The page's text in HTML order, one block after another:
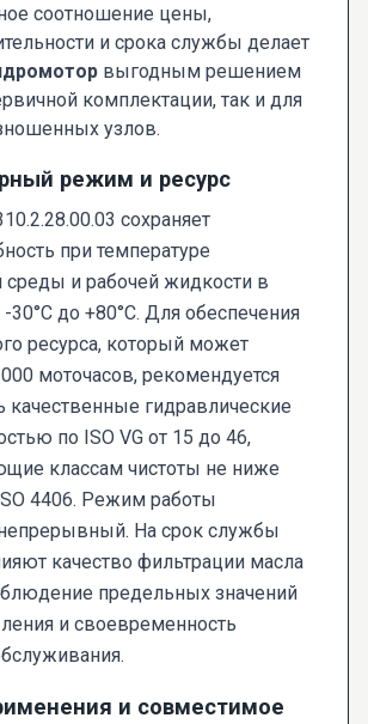
соотношение цены,
и срока службы делает
выгодным решением
комплектации, так и для
узлов.
режим и ресурс
сохраняет
при температуре
и рабочей жидкости в
30°C до +80°C. Для обеспечения
ресурса, который может
000 моточасов, рекомендуется
качественные гидравлические
по ISO VG от 15 до 46,
классам чистоты не ниже
4406. Режим работы
непрерывный. На срок службы
качество фильтрации масла
предельных значений
и своевременность
и совместимое